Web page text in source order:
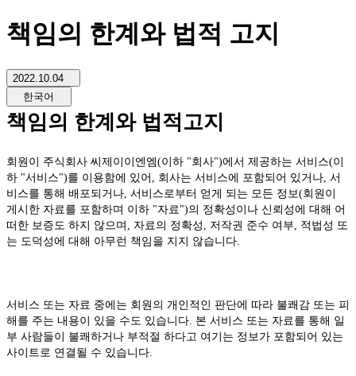
책임의 한계와 법적 고지
2022.10.04
한국어
책임의 한계와 법적고지
회원이 주식회사 씨제이이엔엠(이하 "회사")에서 제공하는 서비스(이
하 "서비스")를 이용함에 있어, 회사는 서비스에 포함되어 있거나, 서
비스를 통해 배포되거나, 서비스로부터 얻게 되는 모든 정보(회원이
게시한 자료를 포함하며 이하 "자료")의 정확성이나 신뢰성에 대해 어
떠한 보증도 하지 않으며, 자료의 정확성, 저작권 준수 여부, 적법성 또
는 도덕성에 대해 아무런 책임을 지지 않습니다.
서비스 또는 자료 중에는 회원의 개인적인 판단에 따라 불쾌감 또는 피
해를 주는 내용이 있을 수도 있습니다. 본 서비스 또는 자료를 통해 일
부 사람들이 불쾌하거나 부적절 하다고 여기는 정보가 포함되어 있는
사이트로 연결될 수 있습니다.